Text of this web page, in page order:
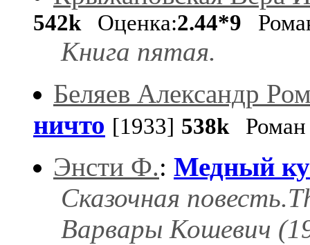
542kОценка:2.44*9
Книга пятая.
Беляев Александр
ничто [1933] 538kРоман
Энсти Ф.: Медный
Сказочная
Варвары Кошевич